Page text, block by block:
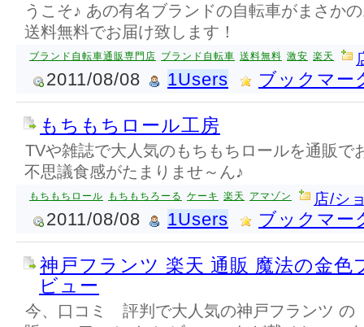
うこそ♪ あの有名ブランドの自転車がまさか
送料無料でお届け致します！
ブランド自転車通販専門店 ブランド自転車 送料無料 激安 楽天
2011/08/08 1Users ブックマー
もちもちロール工房
TVや雑誌で大人気のもちもちロールを通販で
不思議食感がたまりませ～ん♪
もちもちロール もちもちろーる ケーキ 楽天 アマゾン 店/シ
2011/08/08 1Users ブックマー
神戸フランツ 楽天 通販 魔法の金
ビュー
今、口コミ 評判で大人気の神戸フランツ